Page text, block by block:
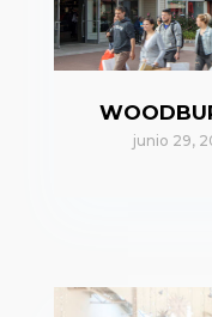
junio 29,